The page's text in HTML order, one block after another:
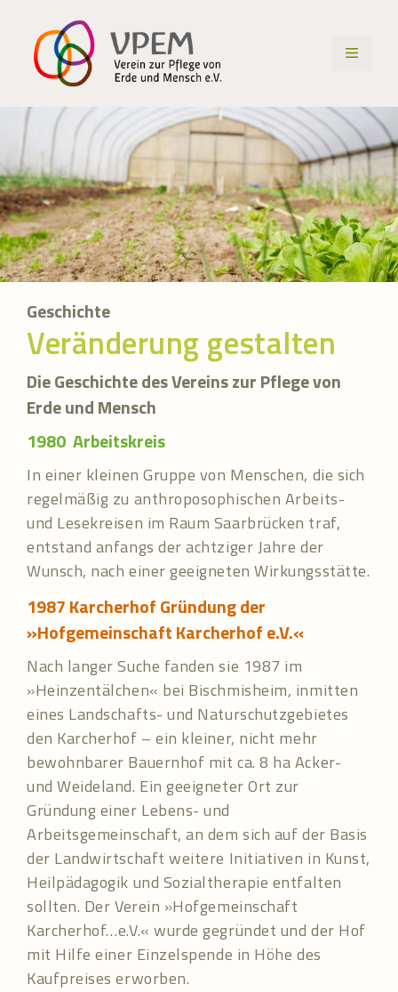
Inhalt
springen
MENÜ
Geschichte
Veränderung gestalten
Die Geschichte des Vereins zur Pflege von
Erde und Mensch
1980 Arbeitskreis
In einer kleinen Gruppe von Menschen, die sich
regelmäßig zu anthroposophischen Arbeits-
und Lesekreisen im Raum Saarbrücken traf,
entstand anfangs der achtziger Jahre der
Wunsch, nach einer geeigneten Wirkungsstätte.
1987 Karcherhof Gründung der
»Hofgemeinschaft Karcherhof e.V.«
Nach langer Suche fanden sie 1987 im
»Heinzentälchen« bei Bischmisheim, inmitten
eines Landschafts- und Naturschutzgebietes
den Karcherhof – ein kleiner, nicht mehr
bewohnbarer Bauernhof mit ca. 8 ha Acker-
und Weideland. Ein geeigneter Ort zur
Gründung einer Lebens- und
Arbeitsgemeinschaft, an dem sich auf der Basis
der Landwirtschaft weitere Initiativen in Kunst,
Heilpädagogik und Sozialtherapie entfalten
sollten. Der Verein »Hofgemeinschaft
Karcherhof…e.V.« wurde gegründet und der Hof
mit Hilfe einer Einzelspende in Höhe des
Kaufpreises erworben.